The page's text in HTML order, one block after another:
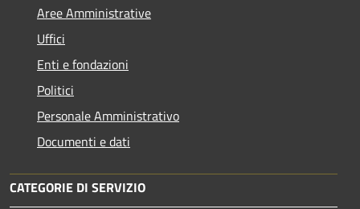
Aree Amministrative
Uffici
Enti e fondazioni
Politici
Personale Amministrativo
Documenti e dati
CATEGORIE DI SERVIZIO